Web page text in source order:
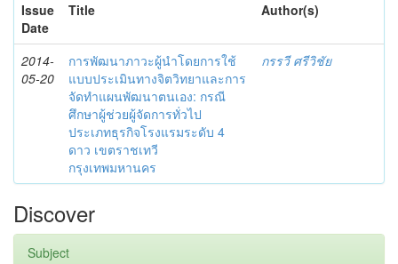
Issue
Date
Title Author(s)
2014-
05-20
การพัฒนาภาวะผู้นำโดยการใช้
แบบประเมินทางจิตวิทยาและการ
จัดทำแผนพัฒนาตนเอง: กรณี
ศึกษาผู้ช่วยผู้จัดการทั่วไป
ประเภทธุรกิจโรงแรมระดับ 4
ดาว เขตราชเทวี
กรุงเทพมหานคร
กรรวี ศรีวิชัย
Discover
Subject